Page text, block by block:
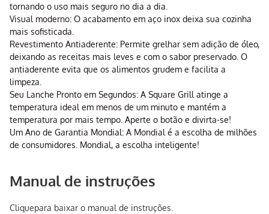
tornando o uso mais seguro no dia a dia.
Visual moderno: O acabamento em aço inox deixa sua cozinha
mais sofisticada.
Revestimento Antiaderente: Permite grelhar sem adição de óleo,
deixando as receitas mais leves e com o sabor preservado. O
antiaderente evita que os alimentos grudem e facilita a
limpeza.
Seu Lanche Pronto em Segundos: A Square Grill atinge a
temperatura ideal em menos de um minuto e mantém a
temperatura por mais tempo. Aperte o botão e divirta-se!
Um Ano de Garantia Mondial: A Mondial é a escolha de milhões
de consumidores. Mondial, a escolha inteligente!
Manual de instruções
Cliquepara baixar o manual de instruções.